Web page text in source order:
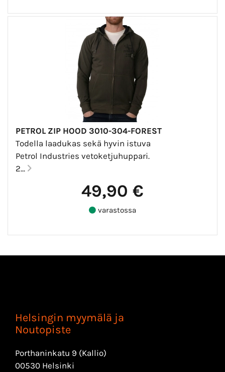
PETROL ZIP HOOD 3010-304-FOREST
Todella laadukas sekä hyvin istuva
Petrol Industries vetoketjuhuppari.
2...
49,90 €
varastossa
Helsingin myymälä ja
Noutopiste
Porthaninkatu 9 (Kallio)
00530 Helsinki